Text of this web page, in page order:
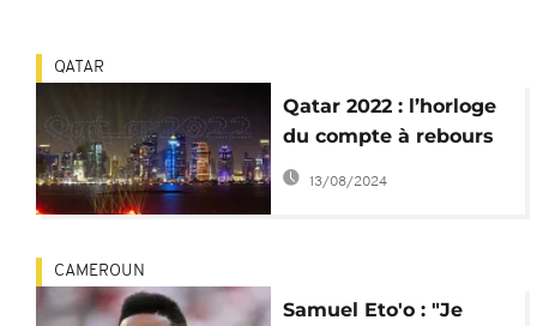
QATAR
Qatar 2022 : l’horloge
du compte à rebours
de la Coupe du Monde
dévoilée
13/08/2024
CAMEROUN
Samuel Eto'o : "Je